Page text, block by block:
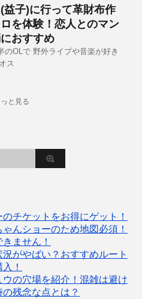
益子)に行って革財布作
を体験！恋人とのマン
おすすめ
のOLで 野外ライブや音楽が好き
ス
と見る
チケットをお得にゲット！
んショーのため地図必須！
ません！
がやばい？おすすめルート
！
の穴場を紹介！混雑は避け
残念な点とは？